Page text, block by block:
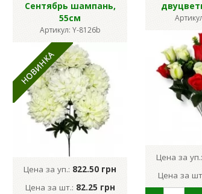
Сентябрь шампань,
55см
Артикул: Y-8126b
Цена за уп.: 822.50 грн
Цена за шт.: 82.25 грн
Цена за уп.:
Цена за